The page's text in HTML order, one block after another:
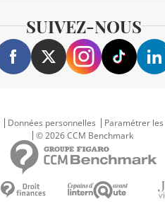
SUIVEZ-NOUS
Données personnelles Paramétrer les
© 2026 CCM Benchmark